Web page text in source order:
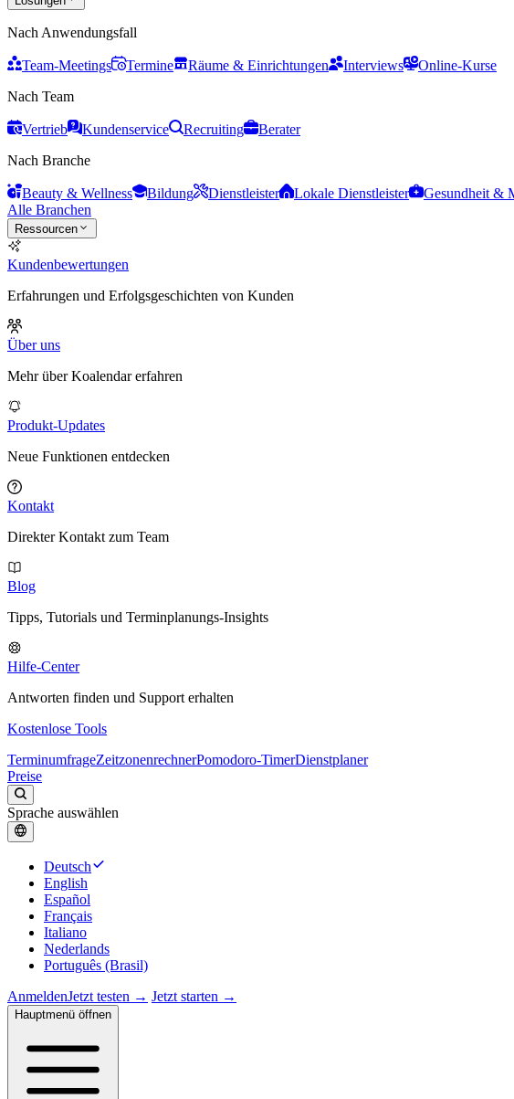
Nach Anwendungsfall
Team-Meetings Termine Räume & Einrichtungen Interviews
Online-Kurse
Nach Team
Vertrieb Kundenservice Recruiting
Berater
Nach Branche
Beauty & Wellness Bildung Dienstleister Lokale Dienstleister Gesundheit &
Alle Branchen
Ressourcen
Kundenbewertungen
Erfahrungen und Erfolgsgeschichten von Kunden
Über uns
Mehr über Koalendar erfahren
Produkt-Updates
Neue Funktionen entdecken
Kontakt
Direkter Kontakt zum Team
Blog
Tipps, Tutorials und Terminplanungs-Insights
Hilfe-Center
Antworten finden und Support erhalten
Kostenlose Tools
TerminumfrageZeitzonenrechnerPomodoro-TimerDienstplaner
Preise
Sprache auswählen
Deutsch
English
Español
Français
Italiano
Nederlands
Português (Brasil)
AnmeldenJetzt testen → Jetzt starten →
Hauptmenü öffnen